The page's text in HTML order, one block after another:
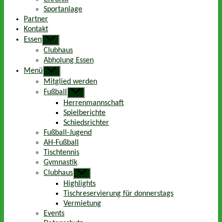
Sportanlage
Partner
Kontakt
Essen
Untermenü
anzeigen
Clubhaus
Abholung Essen
Menü
Untermenü
anzeigen
Mitglied werden
Fußball
Untermenü
anzeigen
Herrenmannschaft
Spielberichte
Schiedsrichter
Fußball-Jugend
AH-Fußball
Tischtennis
Gymnastik
Clubhaus
Untermenü
anzeigen
Highlights
Tischreservierung für donnerstags
Vermietung
Events